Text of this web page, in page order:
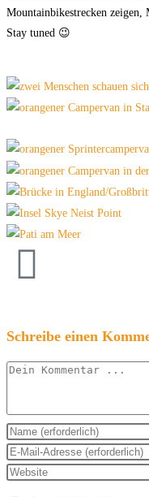
Mountainbikestrecken zeigen,
Stay tuned 😉
Schreibe einen